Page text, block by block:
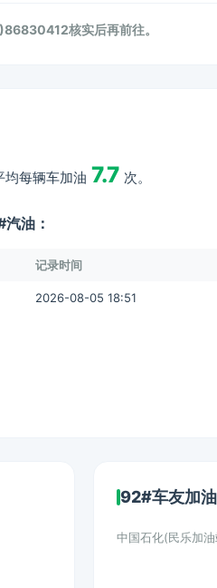
核实后再前往。
均每辆车加油 7.7 次。
油：
记录时间
2026-08-05 18:51
92#车友加
中国石化(民乐加